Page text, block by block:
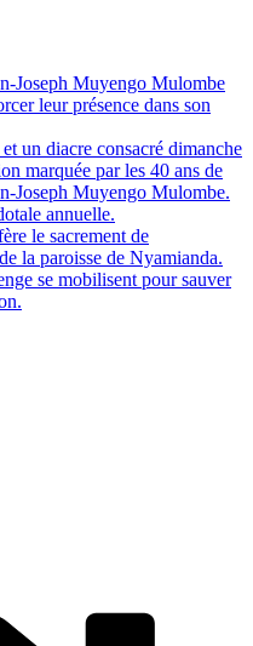
Joseph Muyengo Mulombe
leur présence dans son
un diacre consacré dimanche
marquée par les 40 ans de
Joseph Muyengo Mulombe.
annuelle.
le sacrement de
la paroisse de Nyamianda.
se mobilisent pour sauver